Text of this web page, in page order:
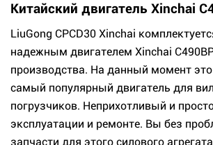
Китайский двигатель Xinchai
LiuGong CPCD30 Xinchai
надежным двигателем Xinchai
производства. На данный момент это
самый популярный двигатель для
погрузчиков. Неприхотливый и
эксплуатации и ремонте. Вы без
запчасти для этого силового